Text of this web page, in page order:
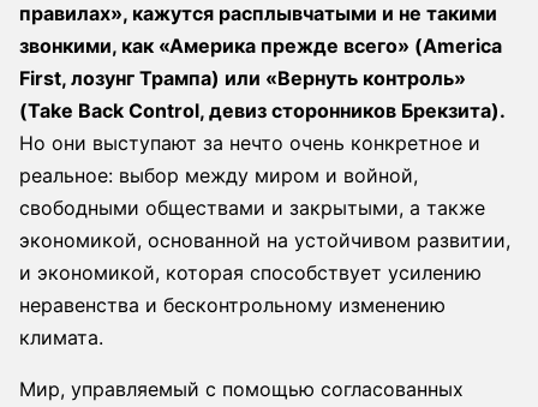
правилах», кажутся расплывчатыми и не такими
звонкими, как «Америка прежде всего» (America
First, лозунг Трампа) или «Вернуть контроль»
(Take Back Control, девиз сторонников Брекзита).
Но они выступают за нечто очень конкретное и
реальное: выбор между миром и войной,
свободными обществами и закрытыми, а также
экономикой, основанной на устойчивом развитии,
и экономикой, которая способствует усилению
неравенства и бесконтрольному изменению
климата.
Мир, управляемый с помощью согласованных